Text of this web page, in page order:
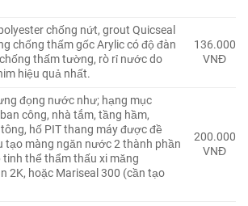
chống nứt, grout Quicseal
chống thấm gốc Arylic có độ đàn
thấm tường, rò rỉ nước do
hiệu quả nhất.
136.000
VNĐ
đọng nước như; hạng mục
công, nhà tắm, tầng hầm,
hố PIT thang máy được đề
tạo màng ngăn nước 2 thành phần
thể thẩm thấu xi măng
2K, hoặc Mariseal 300 (cần tạo
200.000
VNĐ